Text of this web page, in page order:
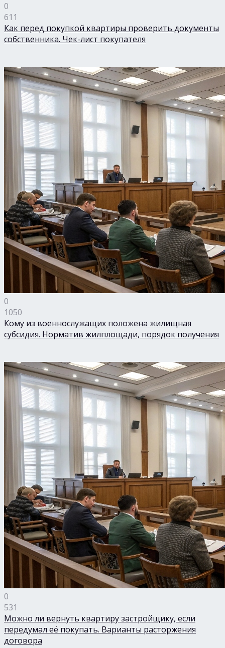
0
611
Как перед покупкой квартиры проверить документы
собственника. Чек-лист покупателя
0
1050
Кому из военнослужащих положена жилищная
субсидия. Норматив жилплощади, порядок получения
0
531
Можно ли вернуть квартиру застройщику, если
передумал её покупать. Варианты расторжения
договора